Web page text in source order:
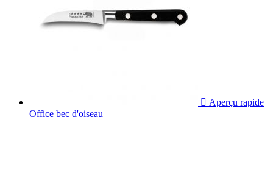
 Aperçu rapide
Office bec d'oiseau